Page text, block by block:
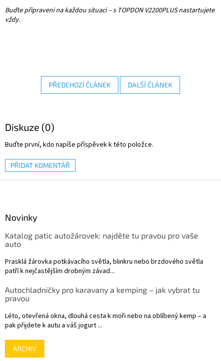
Buďte připraveni na každou situaci – s TOPDON V2200PLUS nastartujete
vždy.
PŘEDCHOZÍ ČLÁNEK DALŠÍ ČLÁNEK
Diskuze (0)
Buďte první, kdo napíše příspěvek k této položce.
PŘIDAT KOMENTÁŘ
Novinky
Katalog patic autožárovek: najděte tu pravou pro vaše
auto
Prasklá žárovka potkávacího světla, blinkru nebo brzdového světla
patří k nejčastějším drobným závad...
Autochladničky pro karavany a kemping – jak vybrat tu
pravou
Léto, otevřená okna, dlouhá cesta k moři nebo na oblíbený kemp – a
pak přijdete k autu a váš jogurt ...
ARCHIV